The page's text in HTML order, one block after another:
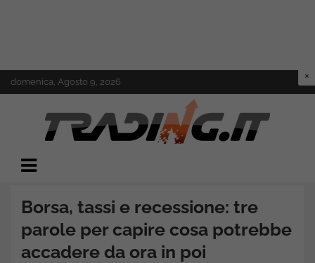
Skip
to
domenica, Agosto 9, 2026
Trading.it
Borsa, tassi e recessione: tre
parole per capire cosa potrebbe
accadere da ora in poi